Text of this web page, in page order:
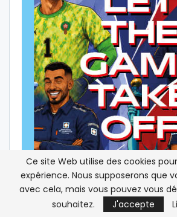
Ce site Web utilise des cookies
expérience. Nous supposerons que
avec cela, mais vous pouvez vous
souhaitez.
J'accepte